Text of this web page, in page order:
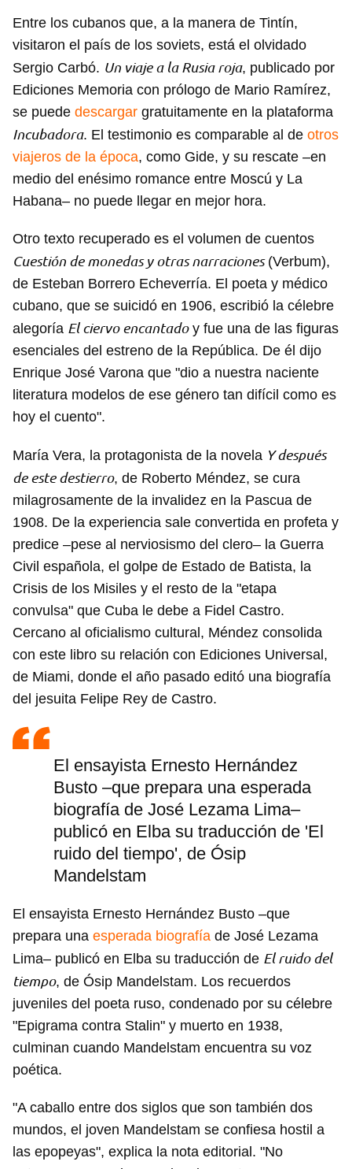
Entre los cubanos que, a la manera de Tintín,
visitaron el país de los soviets, está el olvidado
Sergio Carbó. Un viaje a la Rusia roja, publicado por
Ediciones Memoria con prólogo de Mario Ramírez,
se puede descargar gratuitamente en la plataforma
Incubadora. El testimonio es comparable al de otros
viajeros de la época, como Gide, y su rescate –en
medio del enésimo romance entre Moscú y La
Habana– no puede llegar en mejor hora.
Otro texto recuperado es el volumen de cuentos
Cuestión de monedas y otras narraciones(Verbum),
de Esteban Borrero Echeverría. El poeta y médico
cubano, que se suicidó en 1906, escribió la célebre
alegoría El ciervo encantadoy fue una de las figuras
esenciales del estreno de la República. De él dijo
Enrique José Varona que "dio a nuestra naciente
literatura modelos de ese género tan difícil como es
hoy el cuento".
María Vera, la protagonista de la novela Y después
de este destierro, de Roberto Méndez, se cura
milagrosamente de la invalidez en la Pascua de
1908. De la experiencia sale convertida en profeta y
predice –pese al nerviosismo del clero– la Guerra
Civil española, el golpe de Estado de Batista, la
Crisis de los Misiles y el resto de la "etapa
convulsa" que Cuba le debe a Fidel Castro.
Cercano al oficialismo cultural, Méndez consolida
con este libro su relación con Ediciones Universal,
de Miami, donde el año pasado editó una biografía
del jesuita Felipe Rey de Castro.
El ensayista Ernesto Hernández
Busto –que prepara una esperada
biografía de José Lezama Lima–
publicó en Elba su traducción de 'El
ruido del tiempo', de Ósip
Mandelstam
El ensayista Ernesto Hernández Busto –que
prepara una esperada biografía de José Lezama
Lima– publicó en Elba su traducción de El ruido del
tiempo, de Ósip Mandelstam. Los recuerdos
juveniles del poeta ruso, condenado por su célebre
"Epigrama contra Stalin" y muerto en 1938,
culminan cuando Mandelstam encuentra su voz
poética.
"A caballo entre dos siglos que son también dos
mundos, el joven Mandelstam se confiesa hostil a
las epopeyas", explica la nota editorial. "No